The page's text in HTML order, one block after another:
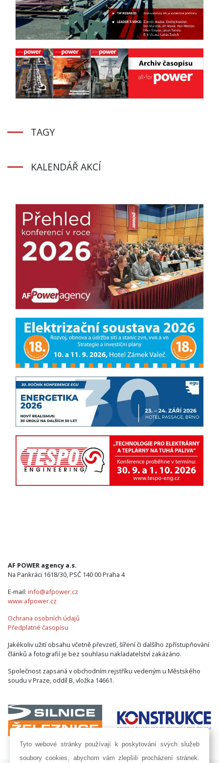
TAGY
KALENDÁŘ AKCÍ
AF POWER agency a.s.
Na Pankráci 1618/30, PSČ 140 00 Praha 4
E-mail: info@afpower.cz
www.afpower.cz
Ochrana osobních údajů
Předplatné časopisu
Jakékoliv užití obsahu včetně převzetí, šíření či dalšího zpřístupňování
článků a fotografií je bez souhlasu nakladatelství zakázáno.
Společnost zapsaná v obchodním rejstříku vedeným u Městského
soudu v Praze, oddíl B, vložka 14661.
Tyto webové stránky používají k poskytování svých služeb
soubory cookies, abychom vám zlepšili procházení stránek.